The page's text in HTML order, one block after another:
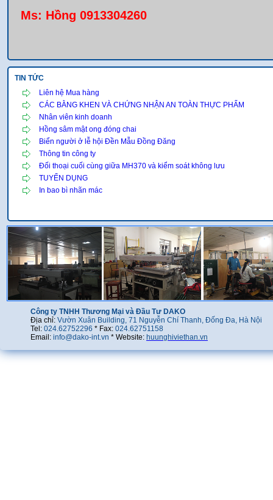
Ms: Hồng 0913304260
TIN TỨC
Liên hệ Mua hàng
CÁC BẰNG KHEN VÀ CHỨNG NHẬN AN TOÀN THỰC PHẨM
Nhân viên kinh doanh
Hồng sâm mật ong đóng chai
Biển người ở lễ hội Đền Mẫu Đồng Đăng
Thông tin công ty
Đối thoại cuối cùng giữa MH370 và kiểm soát không lưu
TUYỂN DỤNG
In bao bì nhãn mác
Công ty TNHH Thương Mại và Đầu Tư DAKO
Địa chỉ: Vườn Xuân Building, 71 Nguyễn Chí Thanh, Đống Đa, Hà Nội
Tel: 024.62752296 * Fax: 024.62751158
Email: info@dako-int.vn * Website: huunghiviethan.vn